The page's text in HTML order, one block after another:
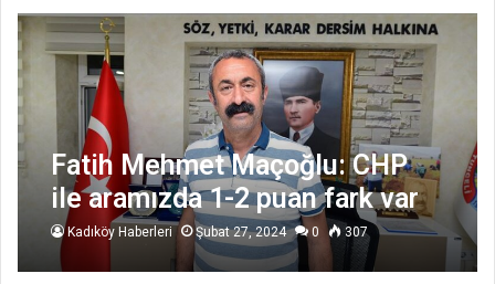
Fatih Mehmet Maçoğlu: CHP
ile aramızda 1-2 puan fark var
Kadıköy Haberleri Şubat 27, 2024 0 307